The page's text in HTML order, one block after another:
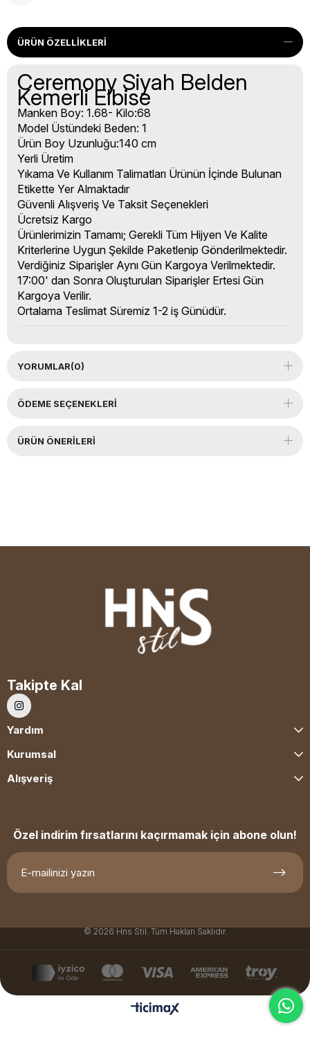
ÜRÜN ÖZELLIKLERI
Ceremony Siyah Belden
Kemerli Elbise
Manken Boy: 1.68- Kilo:68
Model Üstündeki Beden: 1
Ürün Boy Uzunluğu:140 cm
Yerli Üretim
Yıkama Ve Kullanım Talimatları Ürünün İçinde Bulunan
Etikette Yer Almaktadır
Güvenli Alışveriş Ve Taksit Seçenekleri
Ücretsiz Kargo
Ürünlerimizin Tamamı; Gerekli Tüm Hijyen Ve Kalite
Kriterlerine Uygun Şekilde Paketlenip Gönderilmektedir.
Verdiğiniz Siparişler Aynı Gün Kargoya Verilmektedir.
17:00' dan Sonra Oluşturulan Siparişler Ertesi Gün
Kargoya Verilir.
Ortalama Teslimat Süremiz 1-2 iş Günüdür.
YORUMLAR(0)
ÖDEME SEÇENEKLERI
ÜRÜN ÖNERILERI
Takipte Kal
Yardım
Kurumsal
Alışveriş
Özel indirim fırsatlarını kaçırmamak için abone olun!
© 2026 Hns Stil. Tüm Hakları Saklıdır.